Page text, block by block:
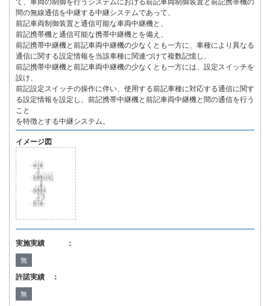
て、車両の制御を行うシステムにおける前記車両制御装置と前記携帯機の
間の無線通信を中継する中継システムであって、
前記車両制御装置と通信可能な車両中継機と、
前記携帯機と通信可能な携帯中継機とを備え、
前記携帯中継機と前記車両中継機の少なくとも一方に、車種により異なる
通信に関する設定情報を当該車種に関連づけて複数記憶し、
前記携帯中継機と前記車両中継機の少なくとも一方には、設定スイッチを
設け、
前記設定スイッチの操作に伴い、使用する前記車種に対応する通信に関す
る設定情報を設定し、前記携帯中継機と前記車両中継機と間の通信を行う
こと
を特徴とする中継システム。
イメージ図
実施実績 ：
無
許諾実績 ：
無